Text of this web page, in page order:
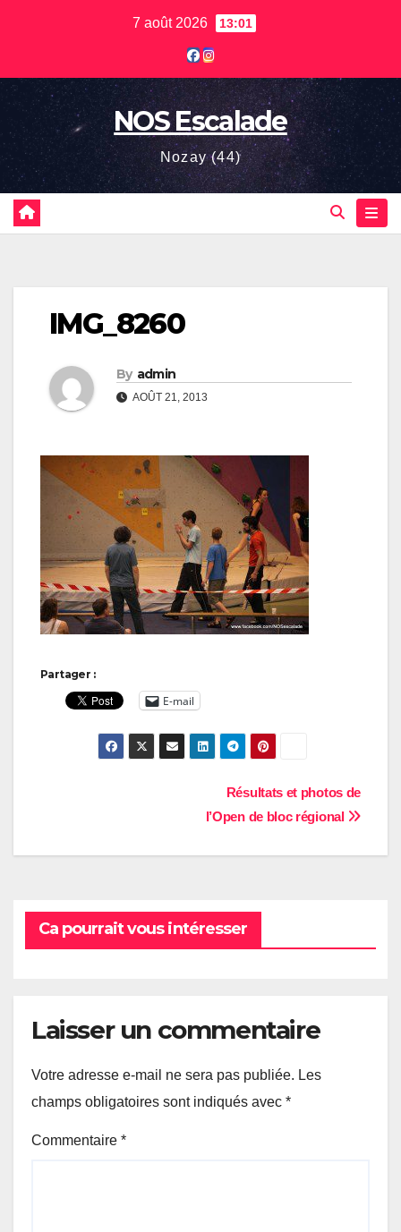
7 août 2026 13:01
NOS Escalade
Nozay (44)
IMG_8260
By admin
AOÛT 21, 2013
Partager :
E-mail
Résultats et photos de
l’Open de bloc régional
Ca pourrait vous intéresser
Laisser un commentaire
Votre adresse e-mail ne sera pas publiée. Les
champs obligatoires sont indiqués avec *
Commentaire *